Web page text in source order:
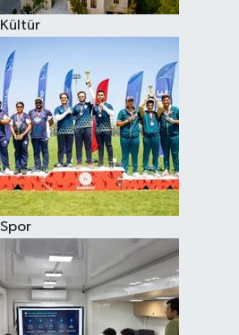
Kültür
Spor